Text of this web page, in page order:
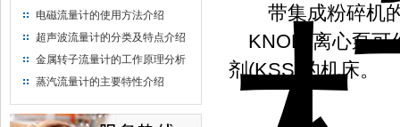
电磁流量计的使用方法介绍
超声波流量计的分类及特点介绍
金属转子流量计的工作原理分析
蒸汽流量计的主要特性介绍
带集成粉碎机的
KNOLL离心泵可
剂(KSS)的机床。